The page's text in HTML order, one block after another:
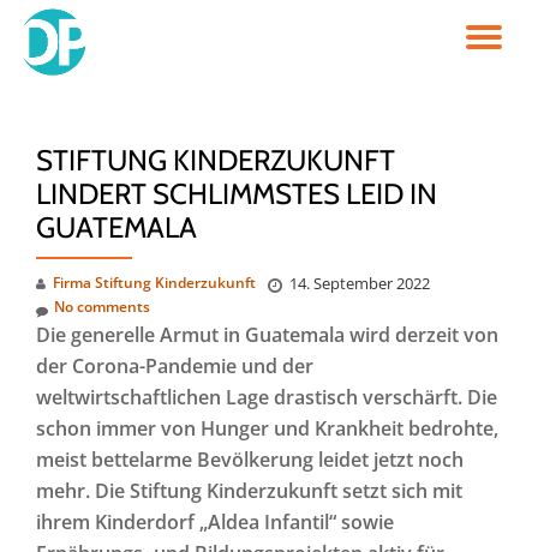
Skip
STIFTUNG KINDERZUKUNFT
LINDERT SCHLIMMSTES LEID IN
GUATEMALA
Firma Stiftung Kinderzukunft 14. September 2022
No comments
Die generelle Armut in Guatemala wird derzeit von
der Corona-Pandemie und der
weltwirtschaftlichen Lage drastisch verschärft. Die
schon immer von Hunger und Krankheit bedrohte,
meist bettelarme Bevölkerung leidet jetzt noch
mehr. Die Stiftung Kinderzukunft setzt sich mit
ihrem Kinderdorf „Aldea Infantil“ sowie